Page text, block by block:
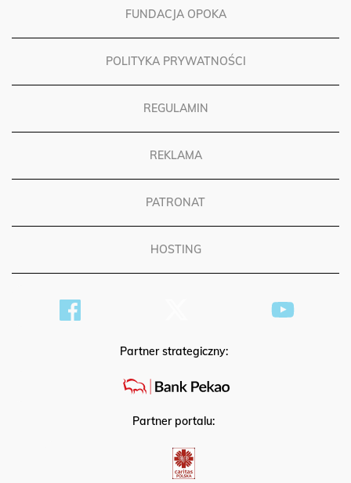
FUNDACJA OPOKA
POLITYKA PRYWATNOŚCI
REGULAMIN
REKLAMA
PATRONAT
HOSTING
Partner strategiczny:
Partner portalu: